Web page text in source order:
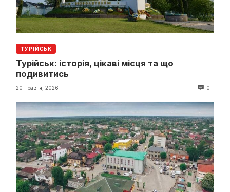
ТУРІЙСЬК
Турійськ: історія, цікаві місця та що
подивитись
20 Травня, 2026 0